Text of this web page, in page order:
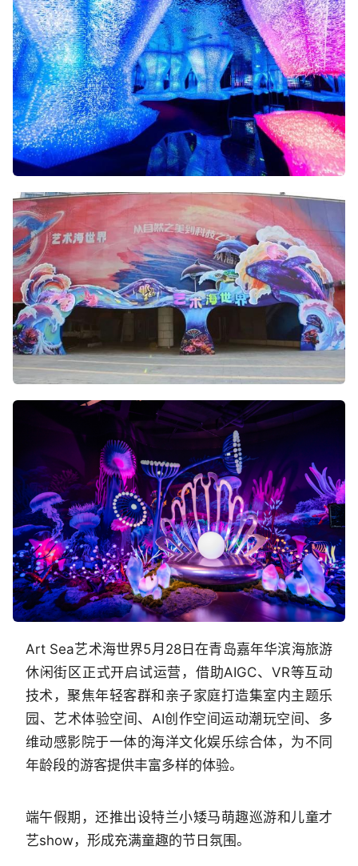
Art Sea艺术海世界5月28日在青岛嘉年华滨海旅游
休闲街区正式开启试运营，借助AIGC、VR等互动
技术，聚焦年轻客群和亲子家庭打造集室内主题乐
园、艺术体验空间、AI创作空间运动潮玩空间、多
维动感影院于一体的海洋文化娱乐综合体，为不同
年龄段的游客提供丰富多样的体验。
端午假期，还推出设特兰小矮马萌趣巡游和儿童才
艺show，形成充满童趣的节日氛围。